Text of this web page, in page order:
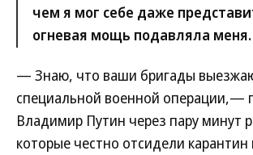
чем я мог себе даже
огневая мощь подавляла меня.
— Знаю, что ваши бригады
специальной военной операции,—
Владимир Путин через пару минут
которые честно отсидели